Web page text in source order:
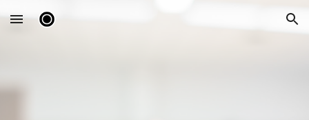
Skip to main content Skip to navigation